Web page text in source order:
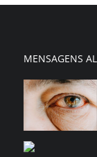
MENSAGENS